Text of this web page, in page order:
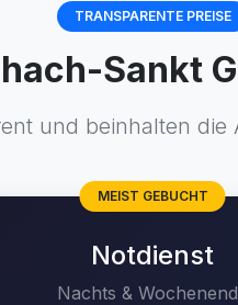
TRANSPARENTE PREISE
Sankt
und beinhalten
MEIST GEBUCHT
Notdienst
Nachts &